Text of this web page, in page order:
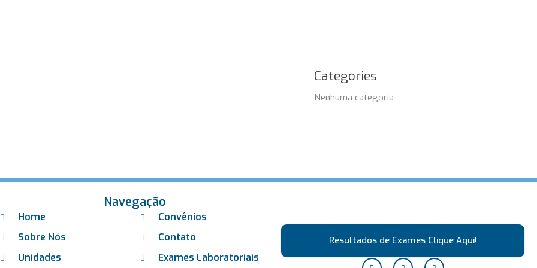
Categories
Nenhuma categoria
Navegação
Home
Sobre Nós
Unidades
Convênios
Contato
Exames Laboratoriais
Resultados de Exames Clique Aqui!
F I W